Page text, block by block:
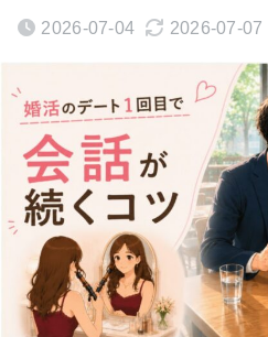
2026-07-04 2026-07-07